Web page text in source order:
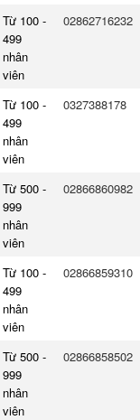
Từ 100 -
499
nhân
viên
02862716232
Từ 100 -
499
nhân
viên
0327388178
Từ 500 -
999
nhân
viên
02866860982
Từ 100 -
499
nhân
viên
02866859310
Từ 500 -
999
nhân
viên
02866858502